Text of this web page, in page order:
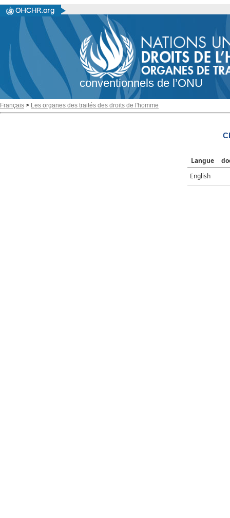
conventionnels de l’ONU
Français > Les organes des traités des droits de l'homme
Langue
English